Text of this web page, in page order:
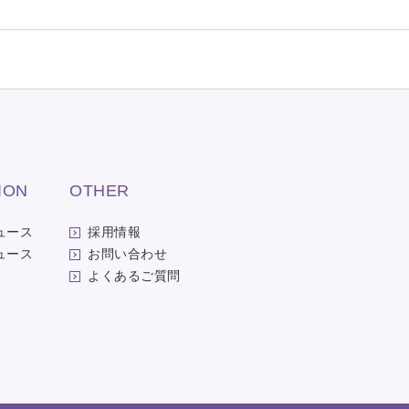
ース
ース
OTHER
採用情報
お問い合わせ
よくあるご質問